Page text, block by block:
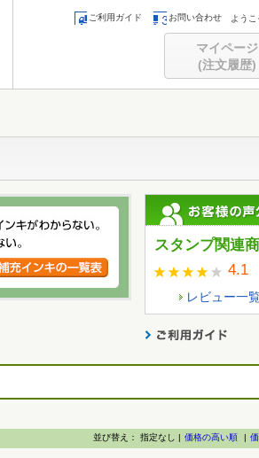
ご利用ガイド お問い合わせ ようこ
マイページ
(注文履歴)
スタンプ関連
4.1
レビュー一
並び替え： 指定なし | 価格の高い順 |